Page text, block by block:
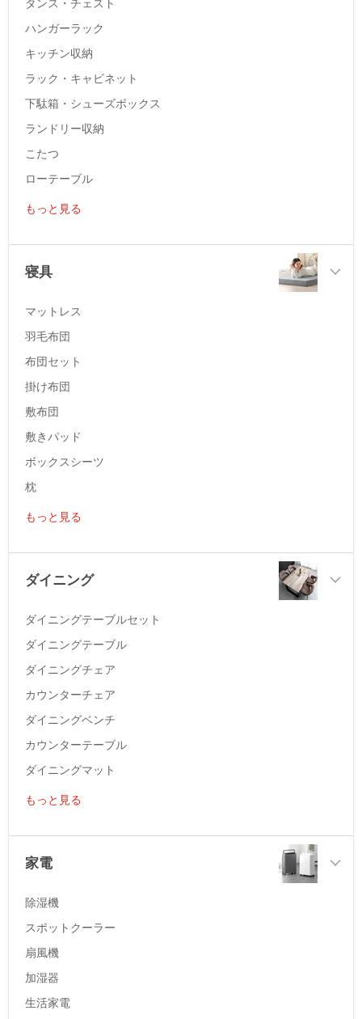
タンス・チェスト
ハンガーラック
キッチン収納
ラック・キャビネット
下駄箱・シューズボックス
ランドリー収納
こたつ
ローテーブル
もっと見る
寝具
マットレス
羽毛布団
布団セット
掛け布団
敷布団
敷きパッド
ボックスシーツ
枕
もっと見る
ダイニング
ダイニングテーブルセット
ダイニングテーブル
ダイニングチェア
カウンターチェア
ダイニングベンチ
カウンターテーブル
ダイニングマット
もっと見る
家電
除湿機
スポットクーラー
扇風機
加湿器
生活家電